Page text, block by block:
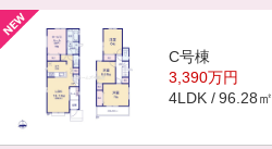
C号棟
3,390万円
4LDK 96.28㎡